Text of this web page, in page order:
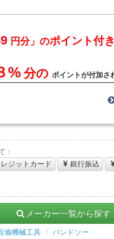
円分」のポイント付き
% 分の ポイントが付加さ
：
ジットカード 銀行振込
メーカー一覧から探す
備機械工具 バンドソー